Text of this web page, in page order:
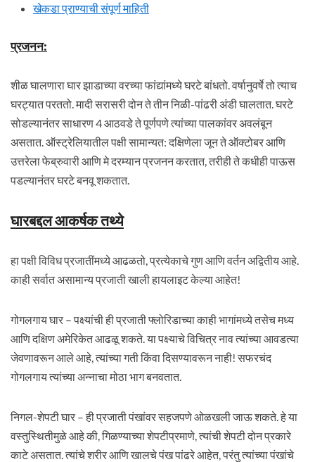
खेकडा प्राण्याची संपूर्ण माहिती
प्रजनन:
शीळ घालणारा घार झाडाच्या वरच्या फांद्यांमध्ये घरटे बांधतो. वर्षानुवर्षे तो त्याच
घरट्यात परततो. मादी सरासरी दोन ते तीन निळी-पांढरी अंडी घालतात. घरटे
सोडल्यानंतर साधारण 4 आठवडे ते पूर्णपणे त्यांच्या पालकांवर अवलंबून
असतात. ऑस्ट्रेलियातील पक्षी सामान्यत: दक्षिणेला जून ते ऑक्टोबर आणि
उत्तरेला फेब्रुवारी आणि मे दरम्यान प्रजनन करतात, तरीही ते कधीही पाऊस
पडल्यानंतर घरटे बनवू शकतात.
घारबद्दल आकर्षक तथ्ये
हा पक्षी विविध प्रजातींमध्ये आढळतो, प्रत्येकाचे गुण आणि वर्तन अद्वितीय आहे.
काही सर्वात असामान्य प्रजाती खाली हायलाइट केल्या आहेत!
गोगलगाय घार – पक्ष्यांची ही प्रजाती फ्लोरिडाच्या काही भागांमध्ये तसेच मध्य
आणि दक्षिण अमेरिकेत आढळू शकते. या पक्ष्याचे विचित्र नाव त्यांच्या आवडत्या
जेवणावरून आले आहे, त्यांच्या गती किंवा दिसण्यावरून नाही! सफरचंद
गोगलगाय त्यांच्या अन्नाचा मोठा भाग बनवतात.
निगल-शेपटी घार – ही प्रजाती पंखांवर सहजपणे ओळखली जाऊ शकते. हे या
वस्तुस्थितीमुळे आहे की, गिळण्याच्या शेपटीप्रमाणे, त्यांची शेपटी दोन प्रकारे
काटे असतात. त्यांचे शरीर आणि खालचे पंख पांढरे आहेत, परंतु त्यांच्या पंखांचे